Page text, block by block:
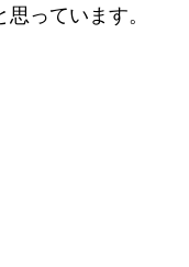
っています。